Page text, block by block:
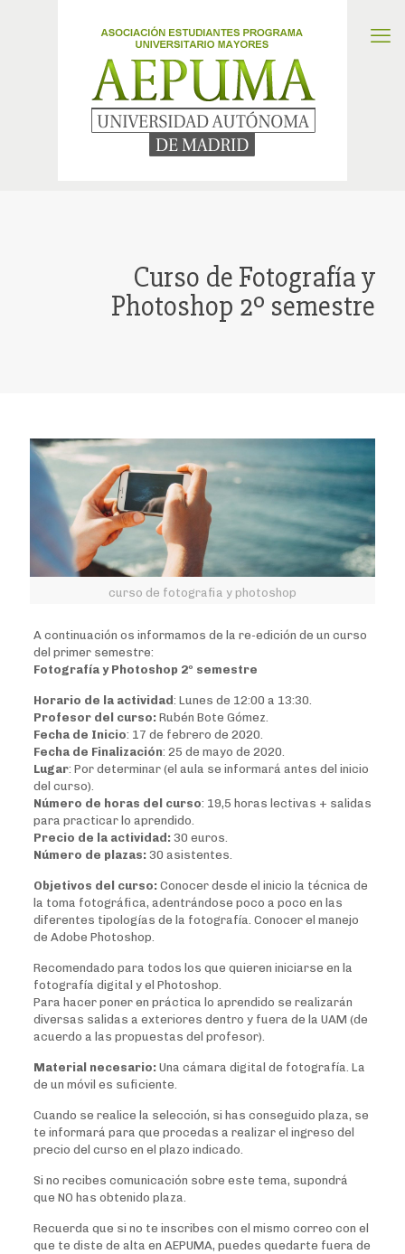
Curso de Fotografía y
Photoshop 2º semestre
curso de fotografia y photoshop
A continuación os informamos de la re-edición de un curso
del primer semestre:
Fotografía y Photoshop 2º semestre
Horario de la actividad : Lunes de 12:00 a 13:30.
Profesor del curso: Rubén Bote Gómez.
Fecha de Inicio: 17 de febrero de 2020.
Fecha de Finalización: 25 de mayo de 2020.
Lugar: Por determinar (el aula se informará antes del inicio
del curso).
Número de horas del curso: 19,5 horas lectivas + salidas
para practicar lo aprendido.
Precio de la actividad:30 euros.
Número de plazas:30 asistentes.
Objetivos del curso:Conocer desde el inicio la técnica de
la toma fotográfica, adentrándose poco a poco en las
diferentes tipologías de la fotografía. Conocer el manejo
de Adobe Photoshop.
Recomendado para todos los que quieren iniciarse en la
fotografía digital y el Photoshop.
Para hacer poner en práctica lo aprendido se realizarán
diversas salidas a exteriores dentro y fuera de la UAM (de
acuerdo a las propuestas del profesor).
Material necesario:Una cámara digital de fotografía. La
de un móvil es suficiente.
Cuando se realice la selección, si has conseguido plaza, se
te informará para que procedas a realizar el ingreso del
precio del curso en el plazo indicado.
Si no recibes comunicación sobre este tema, supondrá
que NO has obtenido plaza.
Recuerda que si no te inscribes con el mismo correo con el
que te diste de alta en AEPUMA, puedes quedarte fuera de